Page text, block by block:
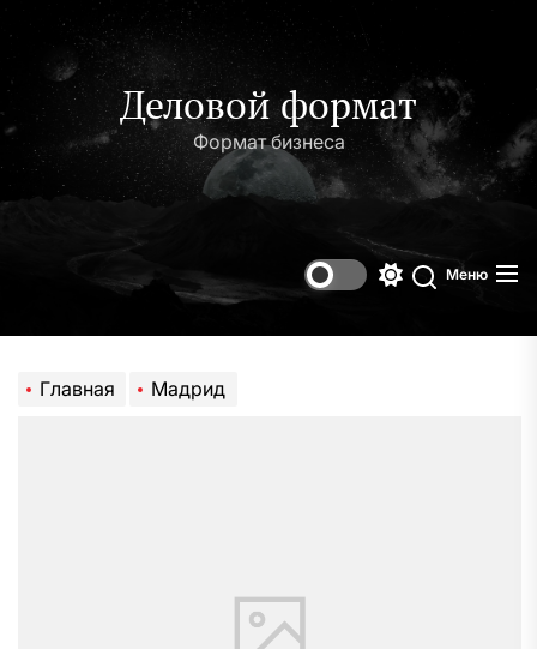
содержимому
Деловой формат
Формат бизнеса
Поиск
Меню
Главная Мадрид